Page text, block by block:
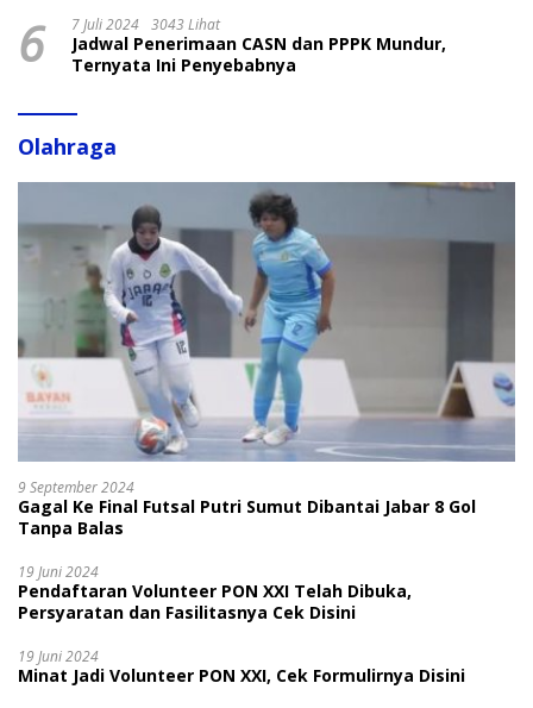
6 7 Juli 2024 3043 Lihat
Jadwal Penerimaan CASN dan PPPK Mundur,
Ternyata Ini Penyebabnya
Olahraga
9 September 2024
Gagal Ke Final Futsal Putri Sumut Dibantai Jabar 8 Gol
Tanpa Balas
19 Juni 2024
Pendaftaran Volunteer PON XXI Telah Dibuka,
Persyaratan dan Fasilitasnya Cek Disini
19 Juni 2024
Minat Jadi Volunteer PON XXI, Cek Formulirnya Disini